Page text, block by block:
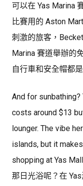
可以在 Yas Marina
比賽用的 Aston
刺激的旅客，
Marina 賽道舉辦的
自行車和安全帽都
And for sunbathing?
costs around $13
lounger. The vibe
islands, but it
shopping at Yas
那日光浴呢？在